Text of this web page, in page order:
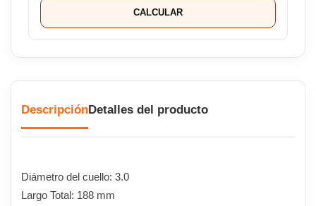
CALCULAR
DescripciónDetalles del producto
Diámetro del cuello: 3.0
Largo Total: 188 mm